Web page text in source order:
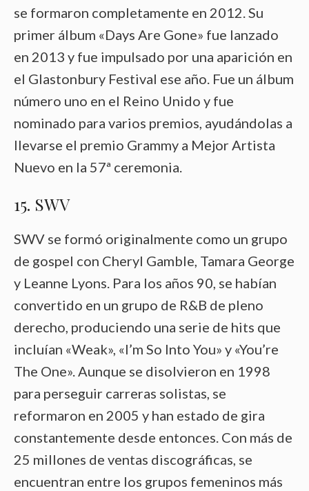
se formaron completamente en 2012. Su
primer álbum «Days Are Gone» fue lanzado
en 2013 y fue impulsado por una aparición en
el Glastonbury Festival ese año. Fue un álbum
número uno en el Reino Unido y fue
nominado para varios premios, ayudándolas a
llevarse el premio Grammy a Mejor Artista
Nuevo en la 57ª ceremonia.
15. SWV
SWV se formó originalmente como un grupo
de gospel con Cheryl Gamble, Tamara George
y Leanne Lyons. Para los años 90, se habían
convertido en un grupo de R&B de pleno
derecho, produciendo una serie de hits que
incluían «Weak», «I’m So Into You» y «You’re
The One». Aunque se disolvieron en 1998
para perseguir carreras solistas, se
reformaron en 2005 y han estado de gira
constantemente desde entonces. Con más de
25 millones de ventas discográficas, se
encuentran entre los grupos femeninos más